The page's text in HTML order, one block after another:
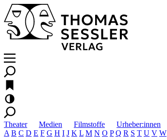
Theater Medien Filmstoffe Urheber:innen
A B C D E F G H I J K L M N O P Q R S T U V W